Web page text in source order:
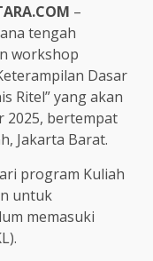
–
tengah
workshop
Dasar
Ritel” yang akan
2025, bertempat
Jakarta Barat.
program Kuliah
untuk
memasuki